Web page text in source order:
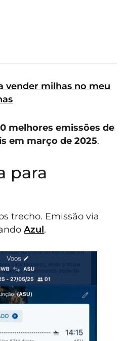
vender milhas no meu
melhores emissões de
em março de 2025.
para
trecho. Emissão via
Azul.